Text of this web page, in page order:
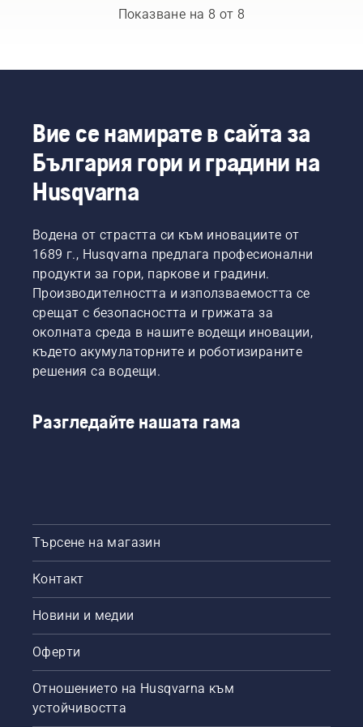
подрязвате
ниски
на
плет ли
основната
Прочетете
по-долу
какво
да
обмислите,
когато
купувате
за жив
плет.
задачи
време
машини
с
бензинов
X-Torq®
Ви
осигурява
мощността
и
въртящия
момент,
от които
високоефективно
Показване на 8 от 8
Вие се намирате в сайта за
България гори и градини на
Husqvarna
Водена от страстта си към иновациите от
1689 г., Husqvarna предлага професионални
продукти за гори, паркове и градини.
Производителността и използваемостта се
срещат с безопасността и грижата за
околната среда в нашите водещи иновации,
където акумулаторните и роботизираните
решения са водещи.
Разгледайте нашата гама
Търсене на магазин
Контакт
Новини и медии
Оферти
Отношението на Husqvarna към
устойчивостта